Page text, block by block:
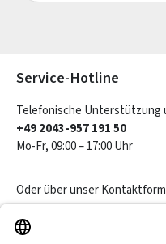
Service-Hotline
Telefonische Unterstützung
+49 2043-957 191 50
Mo-Fr, 09:00 – 17:00 Uhr
Oder über unser